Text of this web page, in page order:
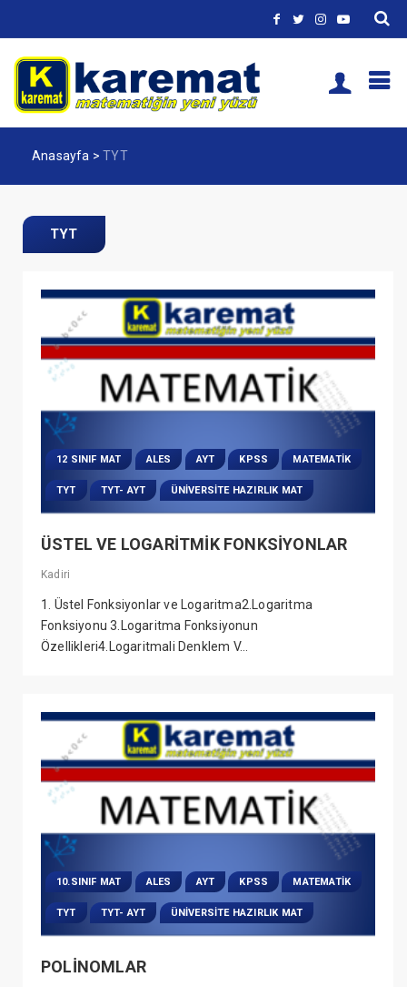
Anasayfa >TYT
TYT
12 SINIF MAT ALES AYT KPSS MATEMATIK
TYT TYT- AYT ÜNIVERSITE HAZIRLIK MAT
ÜSTEL VE LOGARİTMİK FONKSİYONLAR
Kadiri
1. Üstel Fonksiyonlar ve Logaritma2.Logaritma
Fonksiyonu 3.Logaritma Fonksiyonun
Özellikleri4.Logaritmali Denklem V...
10.SINIF MAT ALES AYT KPSS MATEMATIK
TYT TYT- AYT ÜNIVERSITE HAZIRLIK MAT
POLİNOMLAR